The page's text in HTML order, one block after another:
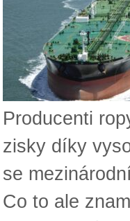
Producenti
zisky díky
se
Co to ale